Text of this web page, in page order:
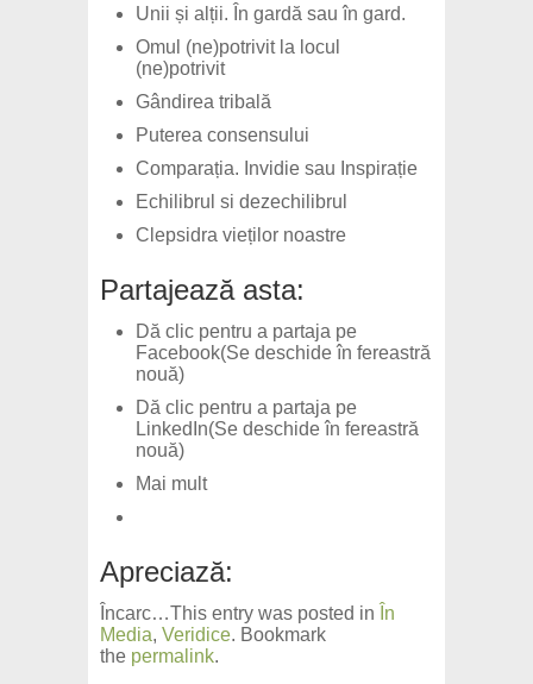
Unii și alții. În gardă sau în gard.
Omul (ne)potrivit la locul
(ne)potrivit
Gândirea tribală
Puterea consensului
Comparația. Invidie sau Inspirație
Echilibrul si dezechilibrul
Clepsidra vieților noastre
Partajează asta:
Dă clic pentru a partaja pe
Facebook(Se deschide în fereastră
nouă)
Dă clic pentru a partaja pe
LinkedIn(Se deschide în fereastră
nouă)
Mai mult
Apreciază:
Încarc…This entry was posted in În
Media, Veridice. Bookmark
the permalink.